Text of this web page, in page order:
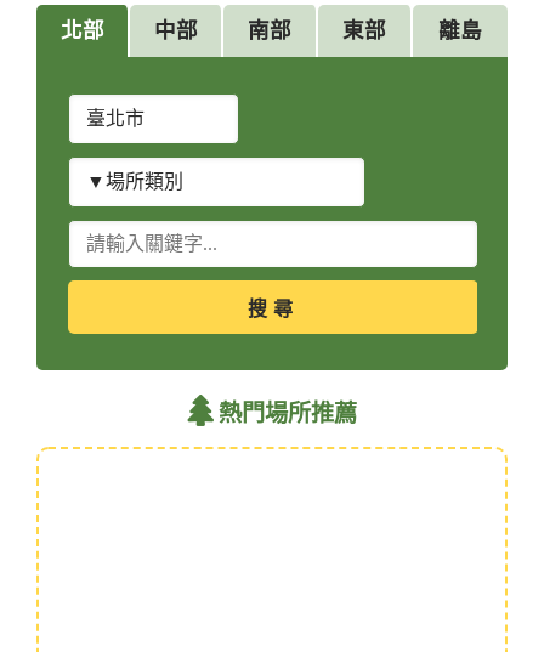
北部 中部 南部 東部 離島
縣
別
場
類
別
關
鍵
字
熱門場所推薦